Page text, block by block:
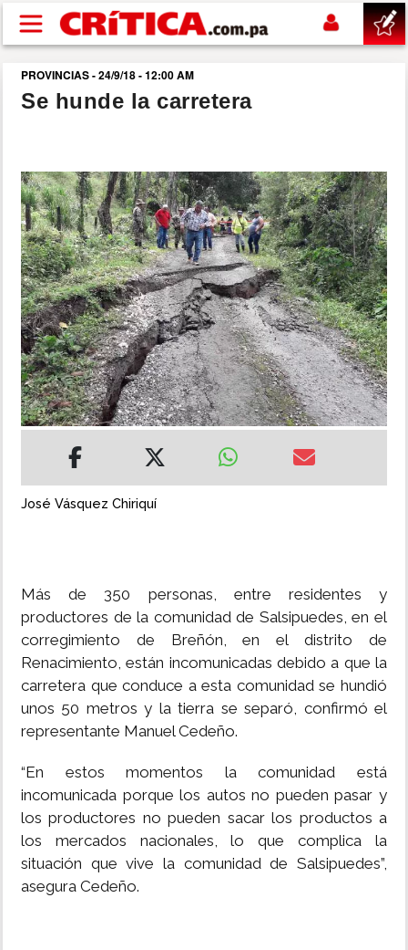
Pasar al contenido principal
buscar
NACIONAL
POLÍTICA
SHOW
DEPORTES
MUNDO
PROVINCIAS - 24/9/18 - 12:00 AM
Se hunde la carretera
José Vásquez Chiriquí
Más de 350 personas, entre residentes y
productores de la comunidad de Salsipuedes, en el
corregimiento de Breñón, en el distrito de
Renacimiento, están incomunicadas debido a que la
carretera que conduce a esta comunidad se hundió
unos 50 metros y la tierra se separó, confirmó el
representante Manuel Cedeño.
“En estos momentos la comunidad está
incomunicada porque los autos no pueden pasar y
los productores no pueden sacar los productos a
los mercados nacionales, lo que complica la
situación que vive la comunidad de Salsipuedes”,
asegura Cedeño.